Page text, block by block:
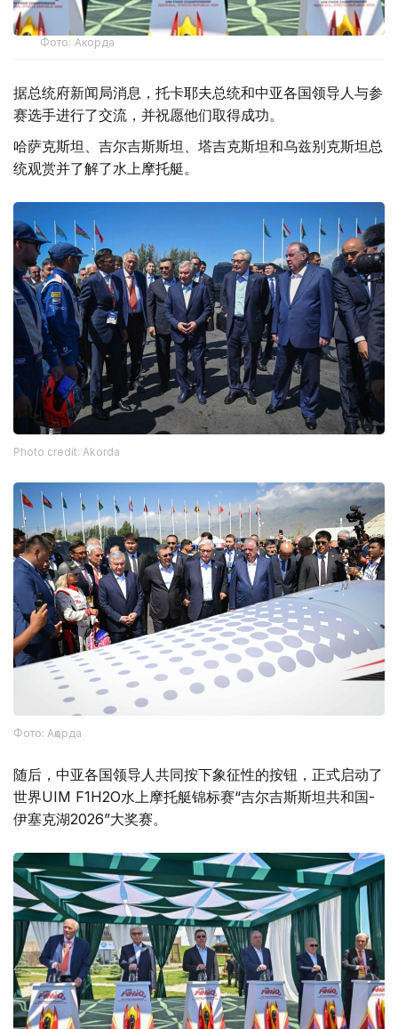
Фото: Акорда
据总统府新闻局消息，托卡耶夫总统和中亚各国领导人与参
赛选手进行了交流，并祝愿他们取得成功。
哈萨克斯坦、吉尔吉斯斯坦、塔吉克斯坦和乌兹别克斯坦总
统观赏并了解了水上摩托艇。
Photo credit: Akorda
Фото: Ақорда
随后，中亚各国领导人共同按下象征性的按钮，正式启动了
世界UIM F1H2O水上摩托艇锦标赛“吉尔吉斯斯坦共和国-
伊塞克湖2026”大奖赛。